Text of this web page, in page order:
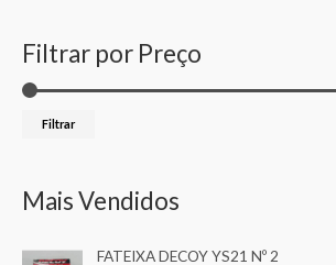
Filtrar por Preço
Filtrar
Mais Vendidos
FATEIXA DECOY YS21 Nº 2